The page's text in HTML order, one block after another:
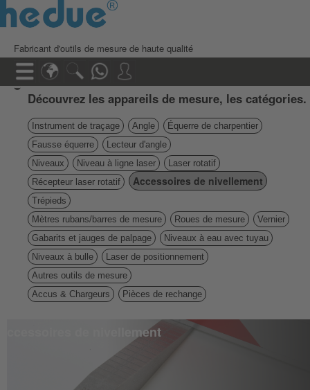
Fabricant d'outils de mesure de haute qualité
Découvrez les appareils de mesure, les catégories.
Instrument de traçage Angle
Équerre de charpentier
Fausse équerre
Lecteur d'angle
Niveaux
Niveau à ligne laser
Laser rotatif
Récepteur laser rotatif
Accessoires de nivellement
Trépieds
Mètres rubans/barres de mesure
Roues de mesure
Vernier
Gabarits et jauges de palpage
Niveaux à eau avec tuyau
Niveaux à bulle
Laser de positionnement
Autres outils de mesure
Accus & Chargeurs
Pièces de rechange
accessoires de nivellement